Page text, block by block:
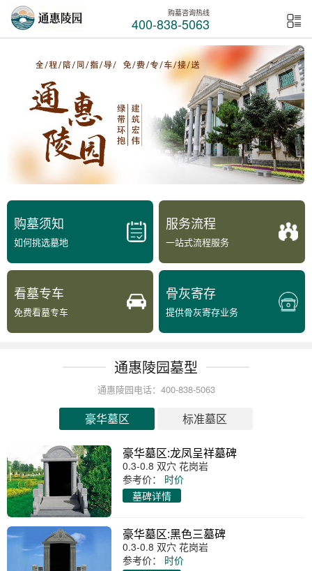
购墓咨询热线
400-838-5063
购墓须知
如何挑选墓地
服务流程
一站式流程服务
看墓专车
免费看墓专车
骨灰寄存
提供骨灰寄存业务
通惠陵园墓型
通惠陵园电话：400-838-5063
豪华墓区 标准墓区
豪华墓区:龙凤呈祥墓碑
0.3-0.8 双穴 花岗岩
参考价：
时价
墓碑详情
豪华墓区:黑色三墓碑
0.3-0.8 双穴 花岗岩
参考价：
时价